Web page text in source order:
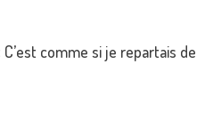
comme si je repartais de